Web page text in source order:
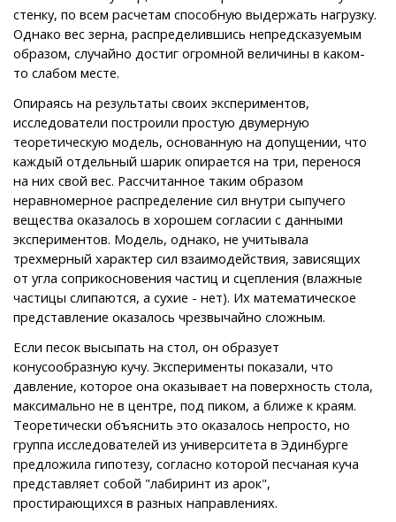
стенку, по всем расчетам способную выдержать нагрузку.
Однако вес зерна, распределившись непредсказуемым
образом, случайно достиг огромной величины в каком-
то слабом месте.
Опираясь на результаты своих экспериментов,
исследователи построили простую двумерную
теоретическую модель, основанную на допущении, что
каждый отдельный шарик опирается на три, перенося
на них свой вес. Рассчитанное таким образом
неравномерное распределение сил внутри сыпучего
вещества оказалось в хорошем согласии с данными
экспериментов. Модель, однако, не учитывала
трехмерный характер сил взаимодействия, зависящих
от угла соприкосновения частиц и сцепления (влажные
частицы слипаются, а сухие - нет). Их математическое
представление оказалось чрезвычайно сложным.
Если песок высыпать на стол, он образует
конусообразную кучу. Эксперименты показали, что
давление, которое она оказывает на поверхность стола,
максимально не в центре, под пиком, а ближе к краям.
Теоретически объяснить это оказалось непросто, но
группа исследователей из университета в Эдинбурге
предложила гипотезу, согласно которой песчаная куча
представляет собой "лабиринт из арок",
простирающихся в разных направлениях.